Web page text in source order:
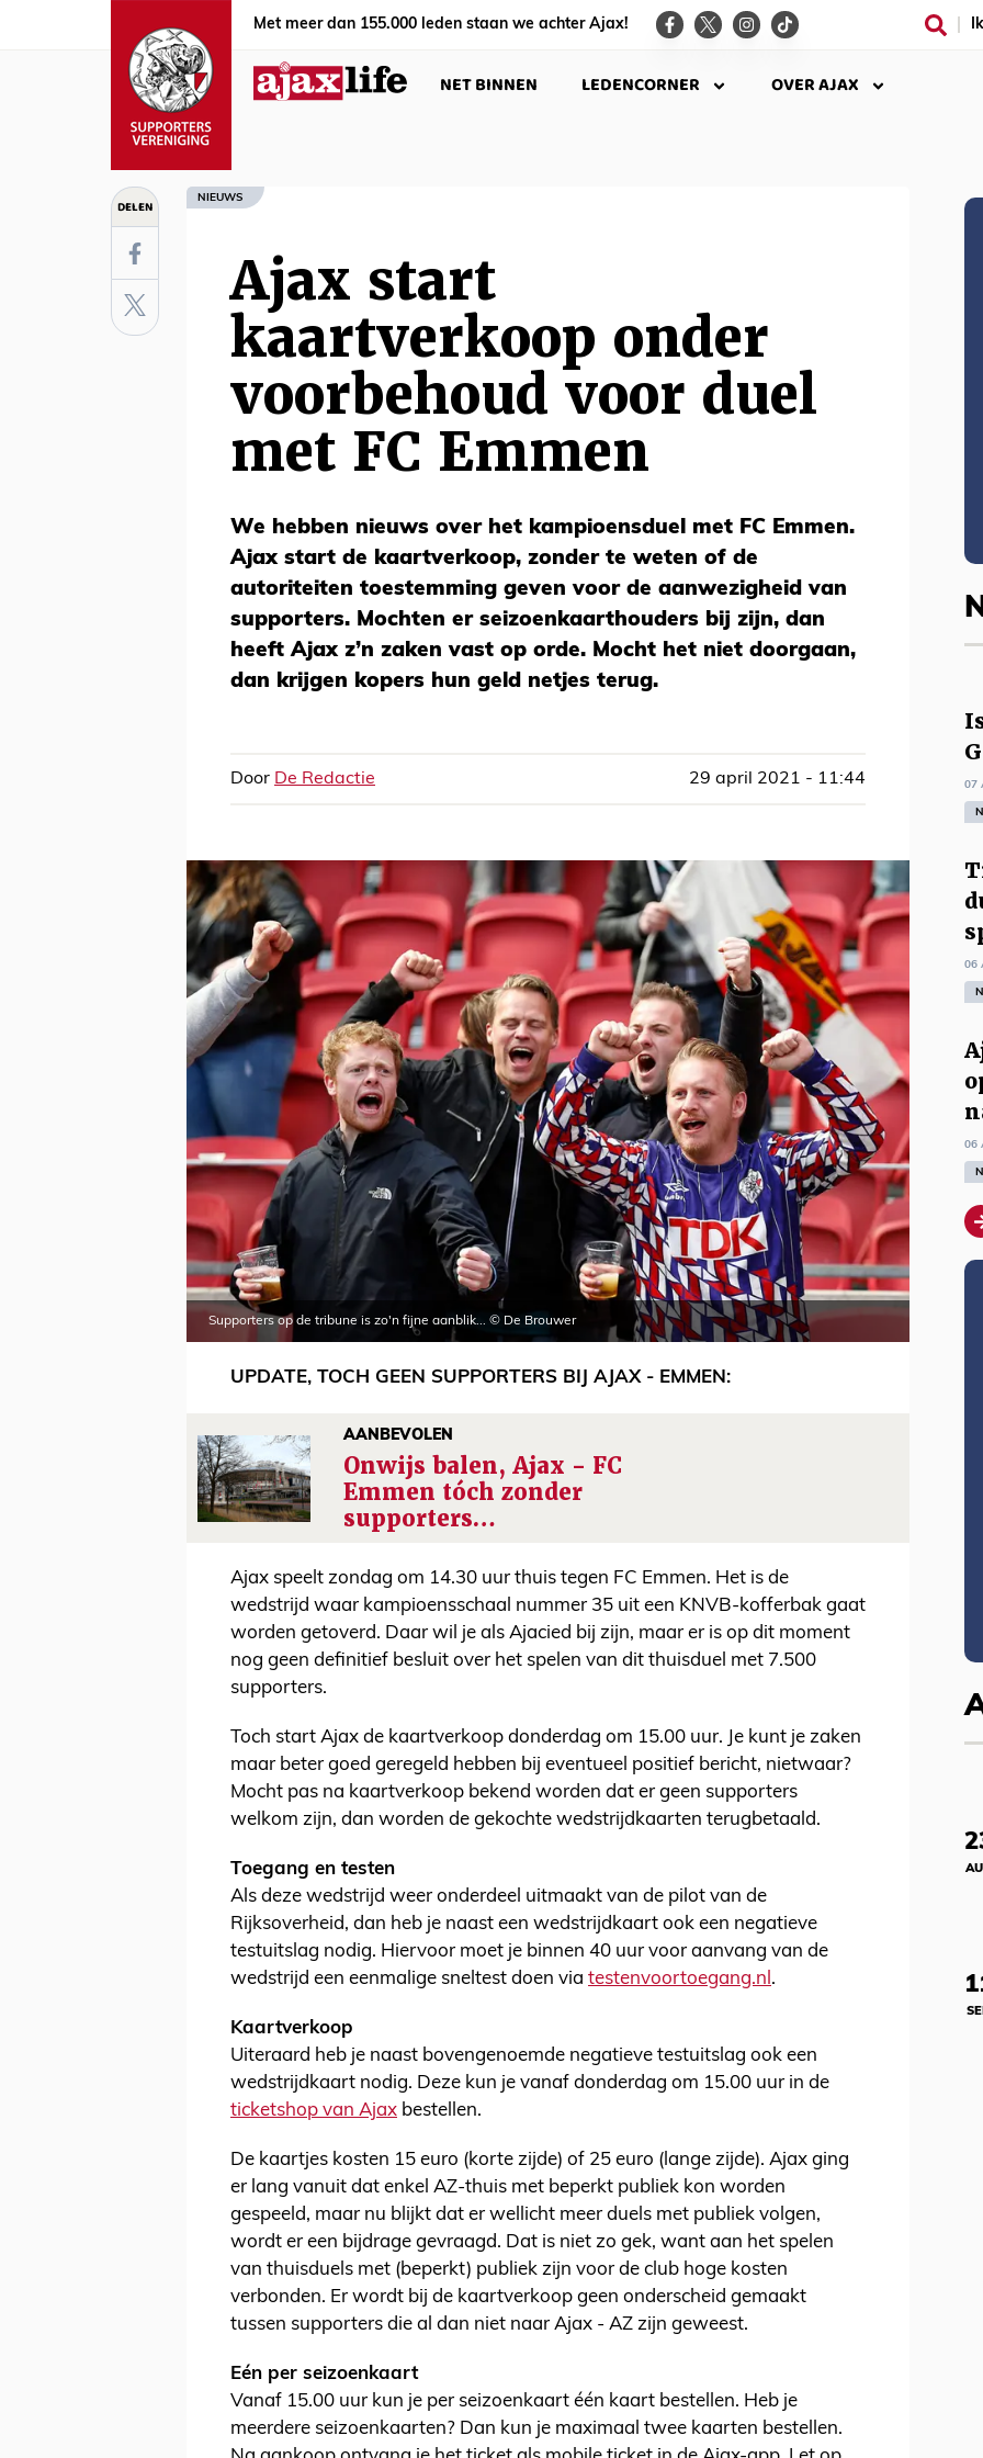
Met meer dan 155.000 leden staan we achter Ajax!
NET BINNEN LEDENCORNER OVER AJAX
DELEN NIEUWS
Ajax start
kaartverkoop onder
voorbehoud voor duel
met FC Emmen
We hebben nieuws over het kampioensduel met FC Emmen.
Ajax start de kaartverkoop, zonder te weten of de
autoriteiten toestemming geven voor de aanwezigheid van
supporters. Mochten er seizoenkaarthouders bij zijn, dan
heeft Ajax z’n zaken vast op orde. Mocht het niet doorgaan,
dan krijgen kopers hun geld netjes terug.
Door De Redactie 29 april 2021 - 11:44
Supporters op de tribune is zo'n fijne aanblik... © De Brouwer
UPDATE, TOCH GEEN SUPPORTERS BIJ AJAX - EMMEN:
AANBEVOLEN
Onwijs balen, Ajax - FC
Emmen tóch zonder
supporters…
Ajax speelt zondag om 14.30 uur thuis tegen FC Emmen. Het is de
wedstrijd waar kampioensschaal nummer 35 uit een KNVB-kofferbak gaat
worden getoverd. Daar wil je als Ajacied bij zijn, maar er is op dit moment
nog geen definitief besluit over het spelen van dit thuisduel met 7.500
supporters.
Toch start Ajax de kaartverkoop donderdag om 15.00 uur. Je kunt je zaken
maar beter goed geregeld hebben bij eventueel positief bericht, nietwaar?
Mocht pas na kaartverkoop bekend worden dat er geen supporters
welkom zijn, dan worden de gekochte wedstrijdkaarten terugbetaald.
Toegang en testen
Als deze wedstrijd weer onderdeel uitmaakt van de pilot van de
Rijksoverheid, dan heb je naast een wedstrijdkaart ook een negatieve
testuitslag nodig. Hiervoor moet je binnen 40 uur voor aanvang van de
wedstrijd een eenmalige sneltest doen via testenvoortoegang.nl.
Kaartverkoop
Uiteraard heb je naast bovengenoemde negatieve testuitslag ook een
wedstrijdkaart nodig. Deze kun je vanaf donderdag om 15.00 uur in de
ticketshop van Ajax bestellen.
De kaartjes kosten 15 euro (korte zijde) of 25 euro (lange zijde). Ajax ging
er lang vanuit dat enkel AZ-thuis met beperkt publiek kon worden
gespeeld, maar nu blijkt dat er wellicht meer duels met publiek volgen,
wordt er een bijdrage gevraagd. Dat is niet zo gek, want aan het spelen
van thuisduels met (beperkt) publiek zijn voor de club hoge kosten
verbonden. Er wordt bij de kaartverkoop geen onderscheid gemaakt
tussen supporters die al dan niet naar Ajax - AZ zijn geweest.
Eén per seizoenkaart
Vanaf 15.00 uur kun je per seizoenkaart één kaart bestellen. Heb je
meerdere seizoenkaarten? Dan kun je maximaal twee kaarten bestellen.
07
06
06